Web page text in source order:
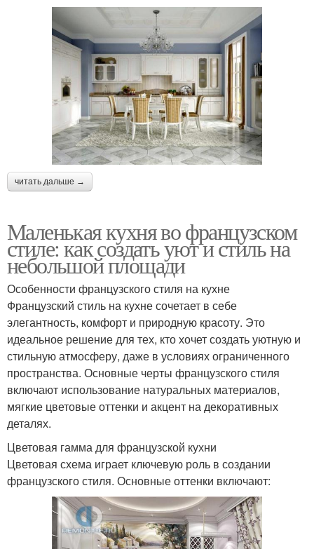
читать дальше →
Маленькая кухня во французском
стиле: как создать уют и стиль на
небольшой площади
Особенности французского стиля на кухне
Французский стиль на кухне сочетает в себе
элегантность, комфорт и природную красоту. Это
идеальное решение для тех, кто хочет создать уютную и
стильную атмосферу, даже в условиях ограниченного
пространства. Основные черты французского стиля
включают использование натуральных материалов,
мягкие цветовые оттенки и акцент на декоративных
деталях.
Цветовая гамма для французской кухни
Цветовая схема играет ключевую роль в создании
французского стиля. Основные оттенки включают: